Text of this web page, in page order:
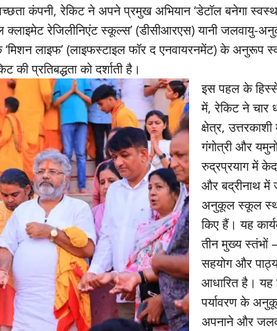
कंपनी, रेकिट ने अपने प्रमुख अभियान ‘डेटॉल बनेगा स्वस्थ
रेजिलीनिएंट स्कूल्स’ (डीसीआरएस) यानी जलवायु-
लाइफ’ (लाइफस्टाइल फॉर द एनवायरनमेंट) के अनुरूप
प्रतिबद्धता को दर्शाती है।
इस पहल के
में, रेकिट ने चार
क्षेत्र, उत्तरकाशी
गंगोत्री और
रुद्रप्रयाग में
और बद्रीनाथ में
अनुकूल स्कूल
किए हैं। यह
तीन मुख्य स्तंभों
सहयोग और
आधारित है। यह
पर्यावरण के
अपनाने और